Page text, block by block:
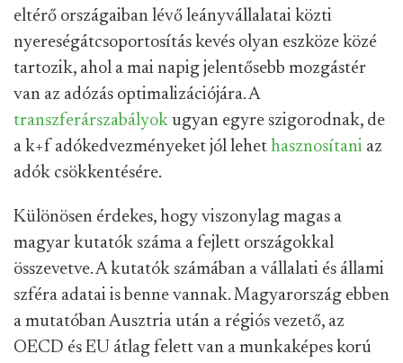
eltérő országaiban lévő leányvállalatai közti
nyereségátcsoportosítás kevés olyan eszköze közé
tartozik, ahol a mai napig jelentősebb mozgástér
van az adózás optimalizációjára. A
transzferárszabályok ugyan egyre szigorodnak, de
a k+f adókedvezményeket jól lehet hasznosítani az
adók csökkentésére.
Különösen érdekes, hogy viszonylag magas a
magyar kutatók száma a fejlett országokkal
összevetve. A kutatók számában a vállalati és állami
szféra adatai is benne vannak. Magyarország ebben
a mutatóban Ausztria után a régiós vezető, az
OECD és EU átlag felett van a munkaképes korú